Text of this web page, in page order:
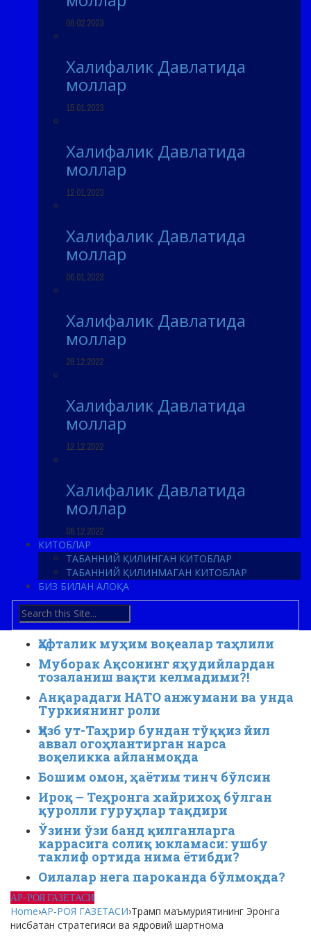
06.02.2023
Халифалик Давлатида
моллар
15.01.2023
Халифалик Давлатида
моллар
12.01.2023
Халифалик Давлатида
моллар
06.01.2023
Халифалик Давлатида
моллар
28.12.2022
Халифалик Давлатида
моллар
12.12.2022
Халифалик Давлатида
моллар
06.12.2022
КИТОБЛАР
ТАБАННИЙ ҚИЛИНГАН КИТОБЛАР
ТАБАННИЙ ҚИЛИНМАГАН КИТОБЛАР
БИЗ БИЛАН АЛОҚА
Ҳафталик муҳим воқеалар таҳлили
Муборак Ақсонинг яҳудийлардан
тозаланиш вақти келмадими?!
Анқарадаги НАТО анжумани ва унда
Туркиянинг роли
Ҳизб ут-Таҳрир бундан тўққиз йил
аввал огоҳлантирган нарса
воқеликка айланмоқда
Бошим омон, ҳаётим тинч бўлсин
Ироқ – Теҳронга хайрихоҳ бўлган
қуролли гуруҳлар тақдири
Ўзини ўзи банд қилганларга
каррасига солиқ юкламаси: ушбу
таклиф ортида нима ётибди?
Оилалар нега пароканда бўлмоқда?
АР-РОЯ ГАЗЕТАСИ
Home›АР-РОЯ ГАЗЕТАСИ›Трамп маъмуриятининг Эронга
нисбатан стратегияси ва ядровий шартнома